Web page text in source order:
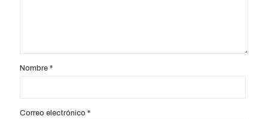
Nombre *
Correo electrónico *